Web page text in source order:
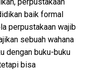
baik formal
perpustakaan wajib
sebuah wahana
dengan buku-buku
bisa